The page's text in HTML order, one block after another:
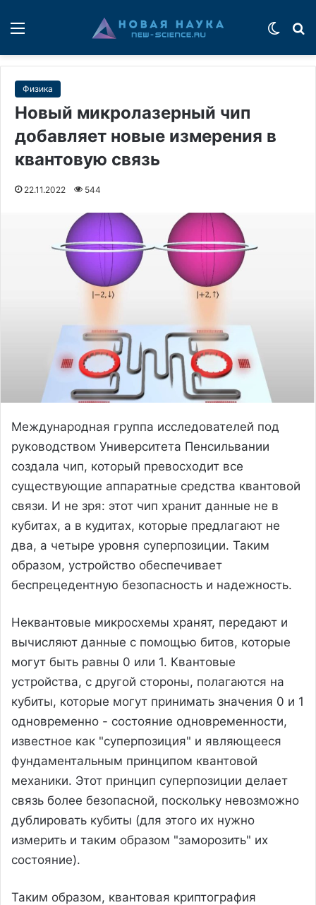
Физика
Новый микролазерный чип
добавляет новые измерения в
квантовую связь
22.11.2022 544
Международная группа исследователей под
руководством Университета Пенсильвании
создала чип, который превосходит все
существующие аппаратные средства квантовой
связи. И не зря: этот чип хранит данные не в
кубитах, а в кудитах, которые предлагают не
два, а четыре уровня суперпозиции. Таким
образом, устройство обеспечивает
беспрецедентную безопасность и надежность.
Неквантовые микросхемы хранят, передают и
вычисляют данные с помощью битов, которые
могут быть равны 0 или 1. Квантовые
устройства, с другой стороны, полагаются на
кубиты, которые могут принимать значения 0 и 1
одновременно - состояние одновременности,
известное как "суперпозиция" и являющееся
фундаментальным принципом квантовой
механики. Этот принцип суперпозиции делает
связь более безопасной, поскольку невозможно
дублировать кубиты (для этого их нужно
измерить и таким образом "заморозить" их
состояние).
Таким образом, квантовая криптография